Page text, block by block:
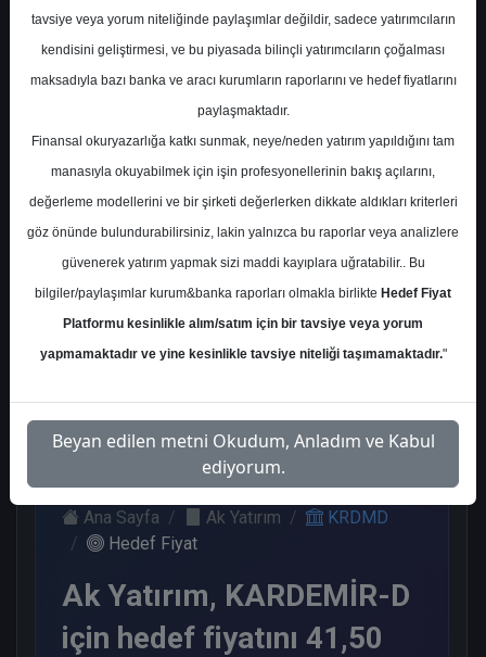
En Yüksek Tahmin 59,95 ₺
Ortalama Fiyat Tahmini 49,54 ₺
Ortalama Getiri Potansiyeli %20.25
Kurum Sayısı
12
Al
4
Tut
4
End.
Get.
3
Nötr
1
Salı, 07 Kasım 2023
Ana Sayfa Ak Yatırım
KRDMD
Hedef Fiyat
Ak Yatırım, KARDEMİR-D
için hedef fiyatını 41,50
tavsiye veya yorum niteliğinde paylaşımlar değildir, sadece yatırımcıların
kendisini geliştirmesi, ve bu piyasada bilinçli yatırımcıların çoğalması
maksadıyla bazı banka ve aracı kurumların raporlarını ve hedef fiyatlarını
paylaşmaktadır.
Finansal okuryazarlığa katkı sunmak, neye/neden yatırım yapıldığını tam
manasıyla okuyabilmek için işin profesyonellerinin bakış açılarını,
değerleme modellerini ve bir şirketi değerlerken dikkate aldıkları kriterleri
göz önünde bulundurabilirsiniz, lakin yalnızca bu raporlar veya analizlere
güvenerek yatırım yapmak sizi maddi kayıplara uğratabilir.. Bu
bilgiler/paylaşımlar kurum&banka raporları olmakla birlikte Hedef Fiyat
Platformu kesinlikle alım/satım için bir tavsiye veya yorum
yapmamaktadır ve yine kesinlikle tavsiye niteliği taşımamaktadır."
Beyan edilen metni Okudum, Anladım ve Kabul
ediyorum.